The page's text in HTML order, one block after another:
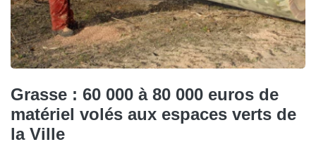
Grasse : 60 000 à 80 000 euros de
matériel volés aux espaces verts de
la Ville